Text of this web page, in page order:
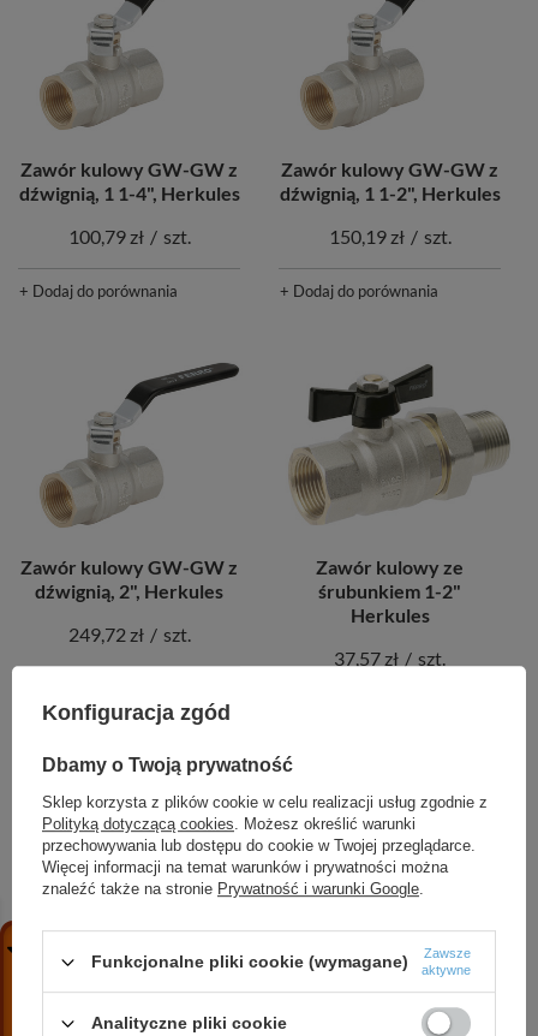
Zawór kulowy GW-GW z
dźwignią, 1 1-4", Herkules
100,79 zł / szt.
+ Dodaj do porównania
Zawór kulowy GW-GW z
dźwignią, 1 1-2", Herkules
150,19 zł / szt.
+ Dodaj do porównania
Zawór kulowy GW-GW z
dźwignią, 2", Herkules
249,72 zł / szt.
Zawór kulowy ze
śrubunkiem 1-2"
Herkules
37,57 zł / szt.
Zawór kulowy ze
śrubunkiem 3-4"
Zawór kulowy ze
śrubunkiem 1" Herkules
Konfiguracja zgód
Dbamy o Twoją prywatność
Sklep korzysta z plików cookie w celu realizacji usług zgodnie z
Polityką dotyczącą cookies. Możesz określić warunki
przechowywania lub dostępu do cookie w Twojej przeglądarce.
Więcej informacji na temat warunków i prywatności można
znaleźć także na stronie Prywatność i warunki Google.
Funkcjonalne pliki cookie (wymagane)
Zawsze
aktywne
Analityczne pliki cookie